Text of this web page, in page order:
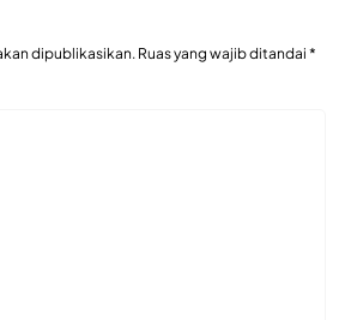
dipublikasikan. Ruas yang wajib ditandai *